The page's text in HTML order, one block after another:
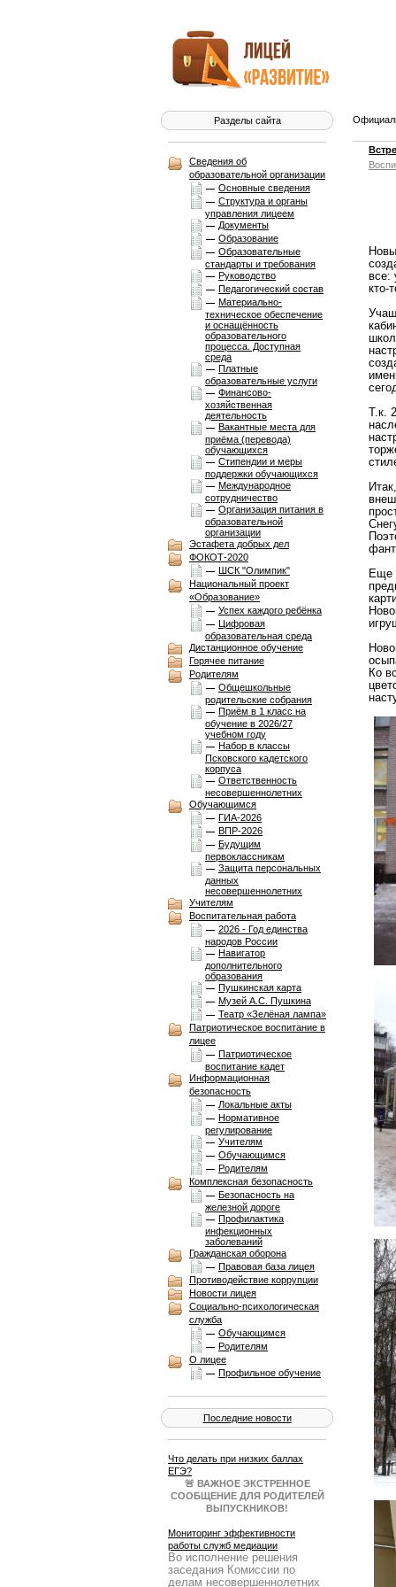
Разделы сайта
Сведения об
образовательной организации
Основные сведения
Структура и органы
управления лицеем
Документы
Образование
Образовательные
стандарты и требования
Руководство
Педагогический состав
Материально-
техническое обеспечение
и оснащённость
образовательного
процесса. Доступная
среда
Платные
образовательные услуги
Финансово-
хозяйственная
деятельность
Вакантные места для
приёма (перевода)
обучающихся
Стипендии и меры
поддержки обучающихся
Международное
сотрудничество
Организация питания в
образовательной
организации
Эстафета добрых дел
ФОКОТ-2020
ШСК "Олимпик"
Национальный проект
«Образование»
Успех каждого ребёнка
Цифровая
образовательная среда
Дистанционное обучение
Горячее питание
Родителям
Общешкольные
родительские собрания
Приём в 1 класс на
обучение в 2026/27
учебном году
Набор в классы
Псковского кадетского
корпуса
Ответственность
несовершеннолетних
Обучающимся
ГИА-2026
ВПР-2026
Будущим
первоклассникам
Защита персональных
данных
несовершеннолетних
Учителям
Воспитательная работа
2026 - Год единства
народов России
Навигатор
дополнительного
образования
Пушкинская карта
Музей А.С. Пушкина
Театр «Зелёная лампа»
Патриотическое воспитание в
лицее
Патриотическое
воспитание кадет
Информационная
безопасность
Локальные акты
Нормативное
регулирование
Учителям
Обучающимся
Родителям
Комплексная безопасноcть
Безопасность на
железной дороге
Профилактика
инфекционных
заболеваний
Гражданская оборона
Правовая база лицея
Противодействие коррупции
Новости лицея
Социально-психологическая
служба
Обучающимся
Родителям
О лицее
Профильное обучение
Последние новости
Что делать при низких баллах
ЕГЭ?
🚨 ВАЖНОЕ ЭКСТРЕННОЕ
СООБЩЕНИЕ ДЛЯ РОДИТЕЛЕЙ
ВЫПУСКНИКОВ!
не всегда совпадают с
ожиданиями. Паника — плохой
советчик. Нужен четкий план Б!
Образовательный портал
Учеба.ру 25 июня в 19:00 МСК
Мониторинг эффективности
работы служб медиации
Во исполнение решения
заседания Комиссии по
делам несовершеннолетних
все:
кто-
Т.к.
Еще
Ко